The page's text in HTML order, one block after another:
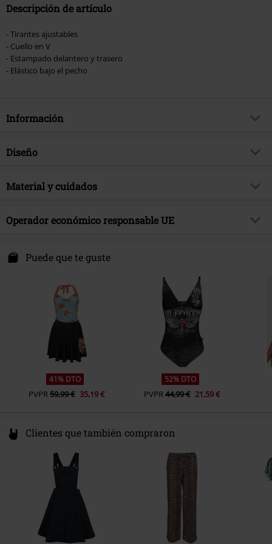
Descripción de artículo
- Tirantes ajustables
- Cuello en V
- Estampado delantero y trasero
- Elástico bajo el pecho
Información
Artículo no.
Exclusivo
Firma
si
Licencias de entretenimiento
1/3/24
Disney
Diseño
Tipo de producto
Estampada
si
Color
Material y cuidados
Material Externo
85% poliéster, 15% elastán
Interior
Operador económico responsable UE
Darmer Esch 70 a
Puede que te guste
41% DTO
PVPR59,99 € 35,19 €
52% DTO
PVPR44,99 € 21,59 €
Clientes que también compraron